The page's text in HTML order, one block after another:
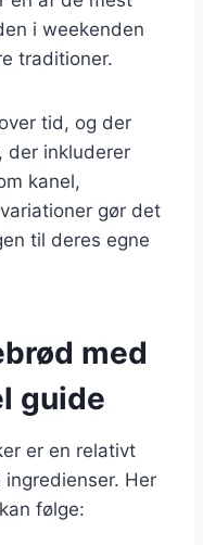
i weekenden
traditioner.
tid, og der
der inkluderer
kanel,
gør det
til deres egne
med
guide
er en relativt
Her
følge: